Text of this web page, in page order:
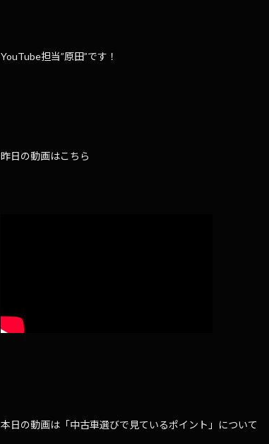
YouTube担当”原田”です！
昨日の動画はこちら
本日の動画は「中古車選びで見ているポイント」について